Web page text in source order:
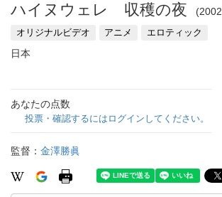
ハイヌウェレ 収穫の夜 2002
オリジナルビデオ アニメ エロティック
日本
あなたの点数
投票・確認するにはログインしてください。
監督： 金澤勝眞